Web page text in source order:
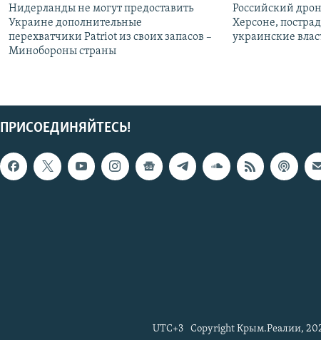
Нидерланды не могут предоставить
Украине дополнительные
перехватчики Patriot из своих запасов –
Минобороны страны
Российский
Херсоне,
украинские
ПРИСОЕДИНЯЙТЕСЬ!
Copyright Крым.Реалии,
UTC+3